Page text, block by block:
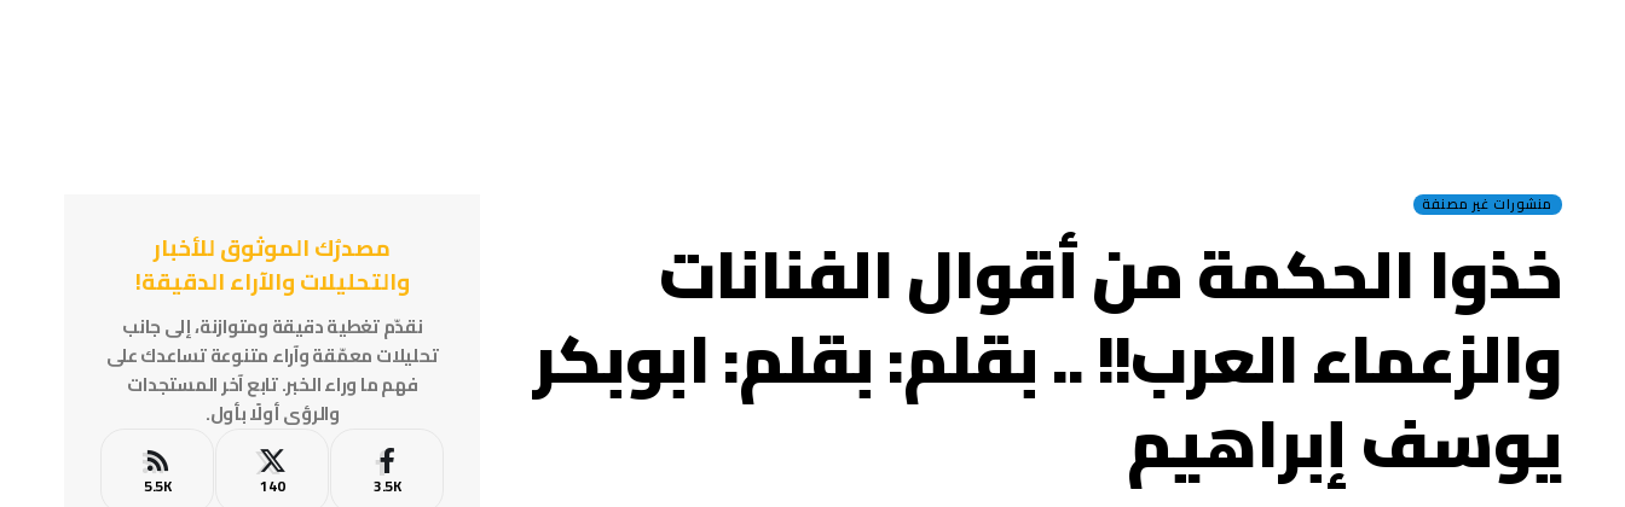
منشورات غير مصنفة
خذوا الحكمة من أقوال الفنانات
والزعماء العرب!! .. بقلم: بقلم: ابوبكر
يوسف إبراهيم
مصدرُك الموثوق للأخبار
والتحليلات والآراء الدقيقة!
نقدّم تغطية دقيقة ومتوازنة، إلى جانب
تحليلات معمّقة وآراء متنوعة تساعدك على
فهم ما وراء الخبر. تابع آخر المستجدات
والرؤى أولًا بأول.
3.5K
140
5.5K